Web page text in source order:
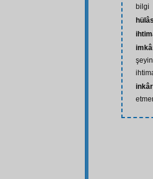
bilgi